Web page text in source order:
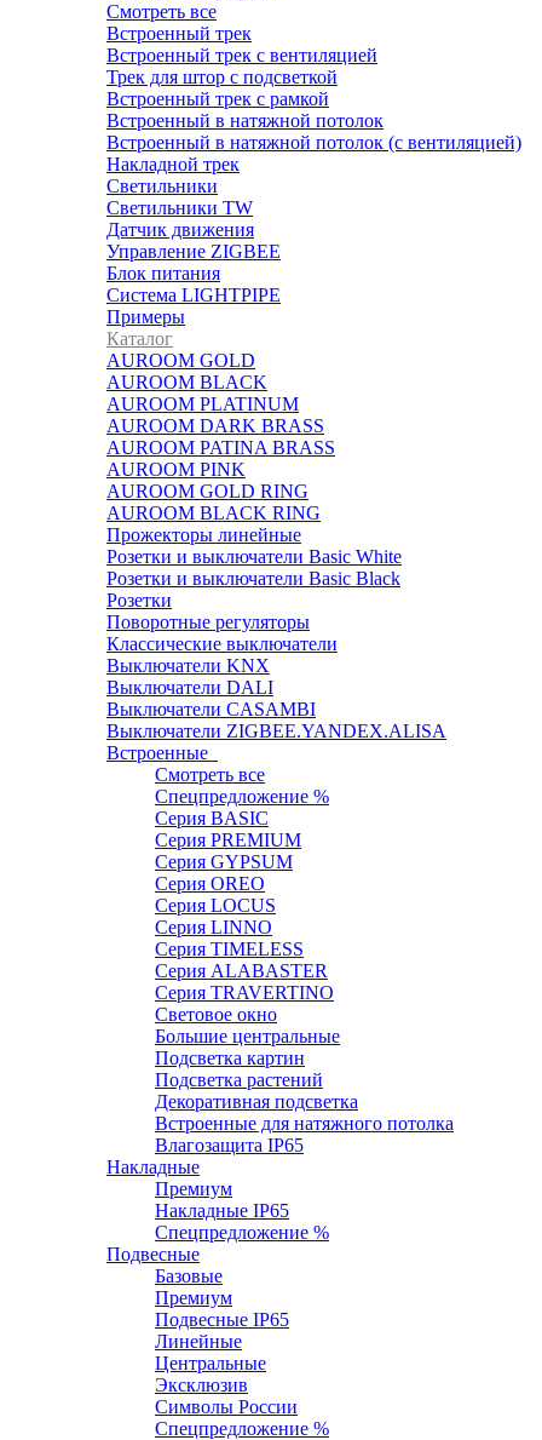
Смотреть все
Встроенный трек
Встроенный трек с вентиляцией
Трек для штор с подсветкой
Встроенный трек с рамкой
Встроенный в натяжной потолок
Встроенный в натяжной потолок (с вентиляцией)
Накладной трек
Светильники
Светильники TW
Датчик движения
Управление ZIGBEE
Блок питания
Система LIGHTPIPE
Примеры
Каталог
AUROOM GOLD
AUROOM BLACK
AUROOM PLATINUM
AUROOM DARK BRASS
AUROOM PATINA BRASS
AUROOM PINK
AUROOM GOLD RING
AUROOM BLACK RING
Прожекторы линейные
Розетки и выключатели Basic White
Розетки и выключатели Basic Black
Розетки
Поворотные регуляторы
Классические выключатели
Выключатели KNX
Выключатели DALI
Выключатели CASAMBI
Выключатели ZIGBEE.YANDEX.ALISA
Встроенные
Смотреть все
Спецпредложение %
Серия BASIC
Серия PREMIUM
Серия GYPSUM
Серия OREO
Серия LOCUS
Серия LINNO
Серия TIMELESS
Серия ALABASTER
Серия TRAVERTINO
Световое окно
Большие центральные
Подсветка картин
Подсветка растений
Декоративная подсветка
Встроенные для натяжного потолка
Влагозащита IP65
Накладные
Премиум
Накладные IP65
Спецпредложение %
Подвесные
Базовые
Премиум
Подвесные IP65
Линейные
Центральные
Эксклюзив
Символы России
Спецпредложение %